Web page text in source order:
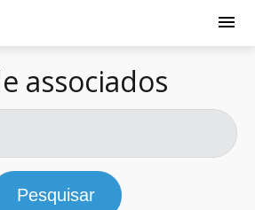
associados
Pesquisar